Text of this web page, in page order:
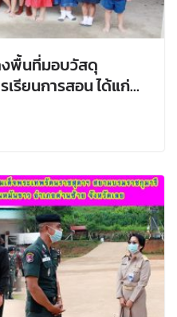
พื้นที่มอบวัสดุ
รียนการสอน ได้แก่
นสำหรับเด็กอนุบาล
หน้า และชั้นวางของ